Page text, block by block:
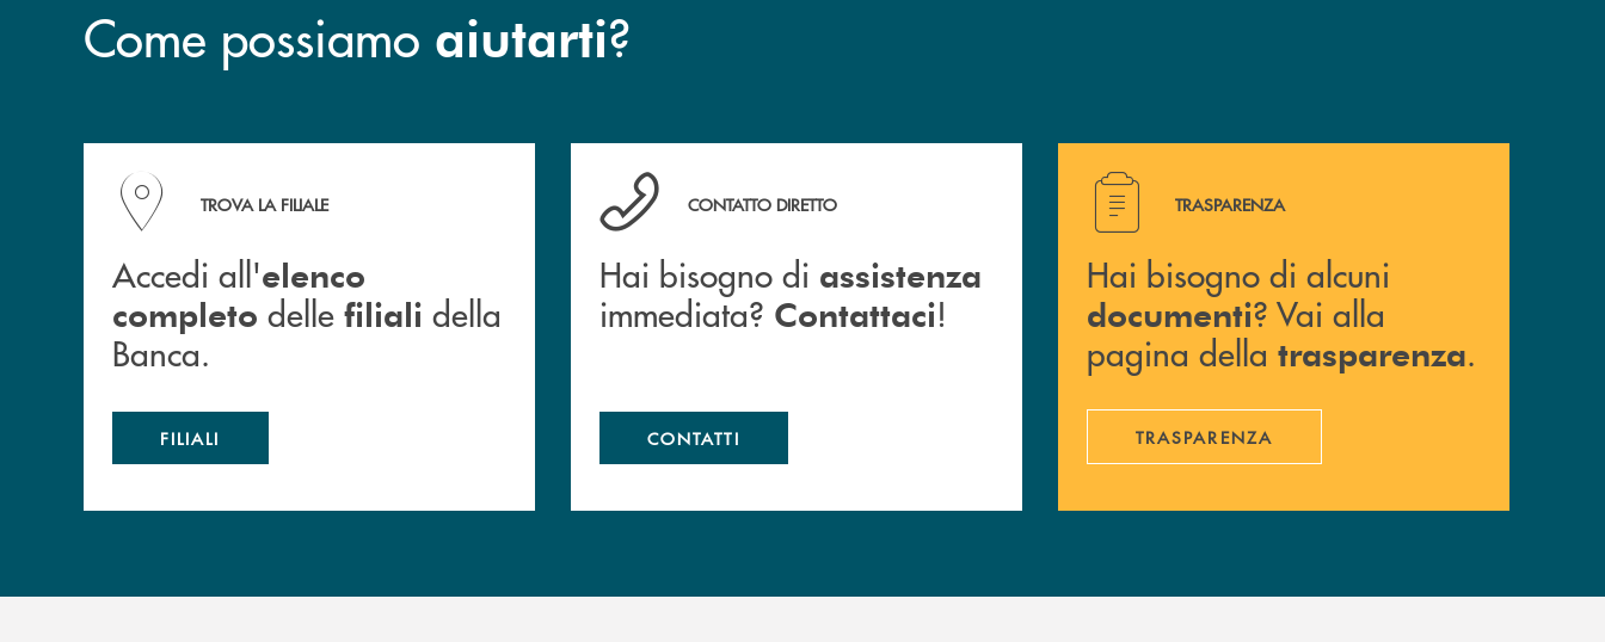
Come possiamo aiutarti?
Accedi all' elenco completo delle filiali della Banca.
TROVA LA FILIALE
Accedi all'elenco
completo delle filiali della
Banca.
FILIALI
Hai bisogno di assistenza immediata? Contattaci !
CONTATTO DIRETTO
Hai bisogno di assistenza
immediata? Contattaci!
CONTATTI
Hai bisogno di alcuni documenti ? Vai alla pagina della
TRASPARENZA
Hai bisogno di alcuni
documenti? Vai alla
pagina della trasparenza.
TRASPARENZA